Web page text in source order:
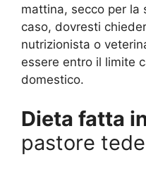
mattina, secco per la
caso, dovresti
nutrizionista o
essere entro il limite
domestico.
Dieta fatta
pastore